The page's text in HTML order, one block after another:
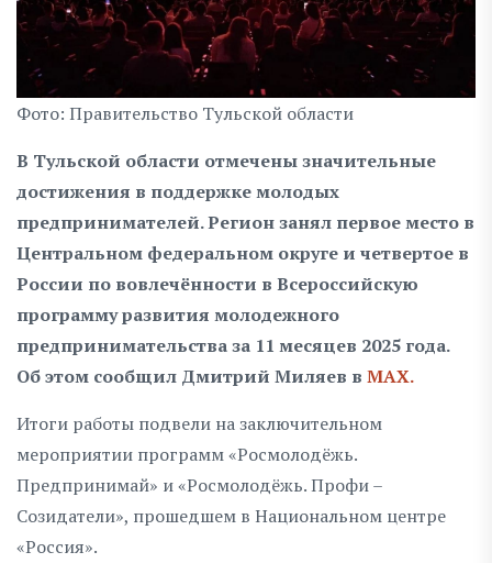
Фото: Правительство Тульской области
В Тульской области отмечены значительные
достижения в поддержке молодых
предпринимателей. Регион занял первое место в
Центральном федеральном округе и четвертое в
России по вовлечённости в Всероссийскую
программу развития молодежного
предпринимательства за 11 месяцев 2025 года.
Об этом сообщил Дмитрий Миляев в MAX.
Итоги работы подвели на заключительном
мероприятии программ «Росмолодёжь.
Предпринимай» и «Росмолодёжь. Профи –
Созидатели», прошедшем в Национальном центре
«Россия».